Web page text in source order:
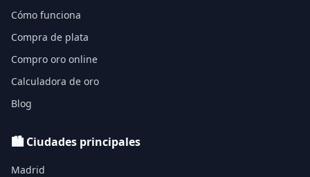
Cómo funciona
Compra de plata
Compro oro online
Calculadora de oro
Blog
🏙️ Ciudades principales
Madrid